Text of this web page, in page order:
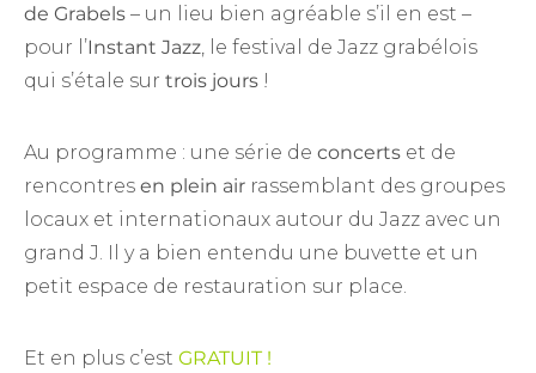
de Grabels – un lieu bien agréable s’il en est –
pour l’Instant Jazz , le festival de Jazz grabélois
qui s’étale sur trois jours !
Au programme : une série de concerts et de
rencontres en plein air rassemblant des groupes
locaux et internationaux autour du Jazz avec un
grand J. Il y a bien entendu une buvette et un
petit espace de restauration sur place.
Et en plus c’est GRATUIT !